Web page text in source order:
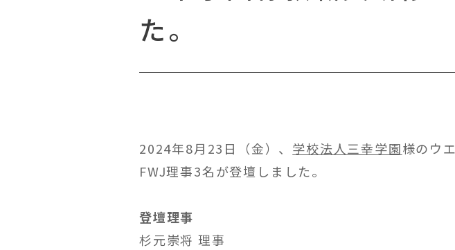
た。
2024年8月23日（金）、 学校法人三幸学園様のウ
FWJ理事3名が登壇しました。
登壇理事
杉元崇将 理事